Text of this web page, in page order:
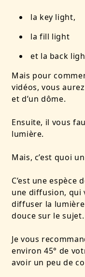
la key light,
la fill light
et la back
Mais pour
vidéos, vous
et d’un dôme.
Ensuite, il vous
lumière.
Mais, c’est quoi
C’est une espèce
une diffusion, qui
diffuser la
douce sur le sujet.
Je vous
environ 45° de
avoir un peu de